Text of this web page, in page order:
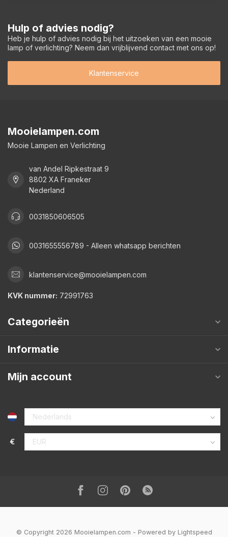
Hulp of advies nodig?
Heb je hulp of advies nodig bij het uitzoeken van een mooie
lamp of verlichting? Neem dan vrijblijvend contact met ons op!
Klantenservice
Mooielampen.com
Mooie Lampen en Verlichting
van Andel Ripkestraat 9
8802 XA Franeker
Nederland
0031850606505
0031655556789 - Alleen whatsapp berichten
klantenservice@mooielampen.com
KVK nummer: 72991763
Categorieën
Informatie
Mijn account
€
© Copyright 2026 Mooielampen.com - Powered by Lightspeed